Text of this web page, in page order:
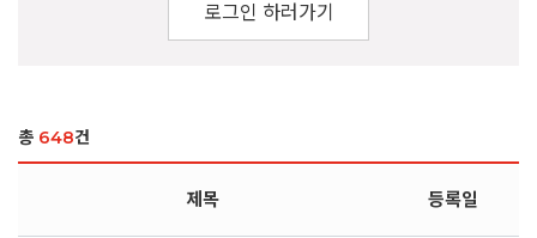
로그인 하러가기
총 648건
제목 등록일